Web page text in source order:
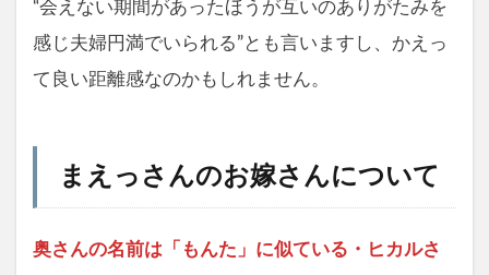
“会えない期間があったほうが互いのありがたみを
感じ夫婦円満でいられる”とも言いますし、かえっ
て良い距離感なのかもしれません。
まえっさんのお嫁さんについて
奥さんの名前は「もんた」に似ている・ヒカルさ